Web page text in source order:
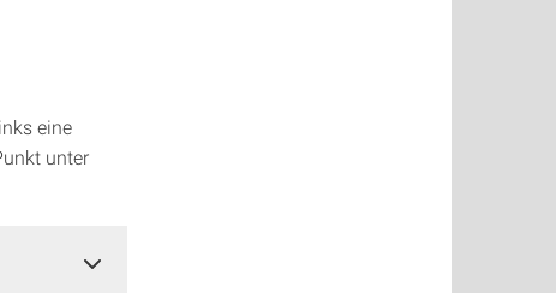
eine
unter